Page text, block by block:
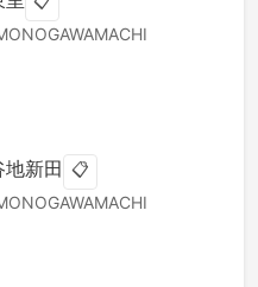
新田 📋